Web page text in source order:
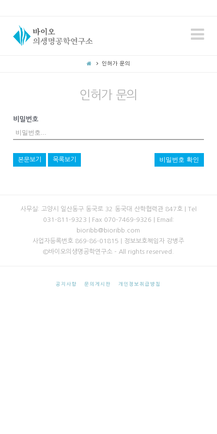
인허가 문의
인허가 문의
비밀번호
본문보기 목록보기 비밀번호 확인
사무실: 고양시 일산동구 동국로 32 동국대 산학협력관 847호 | Tel
031-811-9323 | Fax 070-7469-9326 | Email:
bioribb@bioribb.com
사업자등록번호 869-86-01815 | 정보보호책임자 강병주
©바이오의생명공학연구소 - All rights reserved.
공지사항 문의게시판 개인정보취급방침